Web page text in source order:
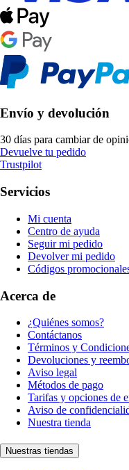
Envío y devolución
30 días para cambiar de
Devuelve tu pedido
Trustpilot
Servicios
Mi cuenta
Centro de ayuda
Seguir mi pedido
Devolver mi pedido
Códigos
Acerca de
¿Quiénes somos?
Contáctanos
Términos y
Devoluciones y
Aviso legal
Métodos de pago
Tarifas y opciones de
Aviso de
Nuestra tienda
Nuestras tiendas